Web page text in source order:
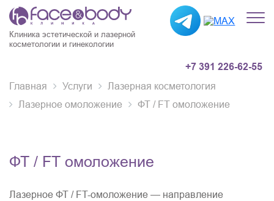
Клиника эстетической и лазерной
косметологии и гинекологии
+7 391 226-62-55
Главная Услуги
Лазерная косметология
Лазерное омоложение
ФТ / FT омоложение
ФТ / FT омоложение
Лазерное ФТ / FT-омоложение — направление